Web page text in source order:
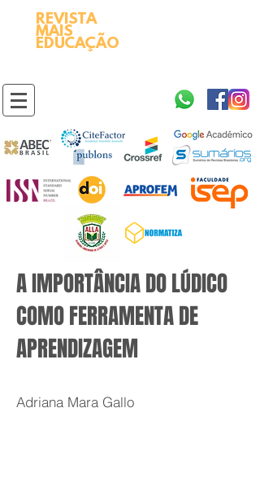
REVISTA
MAIS
EDUCAÇÃO
A IMPORTÂNCIA DO LÚDICO
COMO FERRAMENTA DE
APRENDIZAGEM
Adriana Mara Gallo